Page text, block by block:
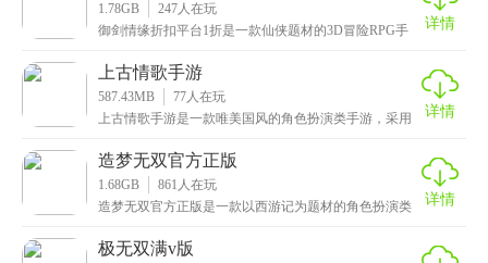
1.78GB 247人在玩
御剑情缘折扣平台1折是一款仙侠题材的3D冒险RPG手
详情
上古情歌手游
587.43MB 77人在玩
上古情歌手游是一款唯美国风的角色扮演类手游，采用
逼
详情
造梦无双官方正版
1.68GB 861 人在玩
造梦无双官方正版是一款以西游记为题材的角色扮演类
分
详情
极无双满v版